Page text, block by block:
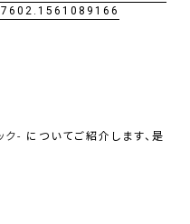
ク- についてご紹介します、是